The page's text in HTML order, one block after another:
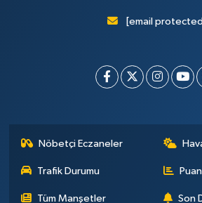
[email
Nöbetçi Eczaneler
Trafik Durumu
Tüm Manşetler Son